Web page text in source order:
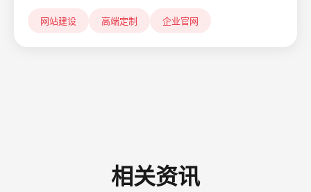
网站建设 高端定制 企业官网
相关资讯